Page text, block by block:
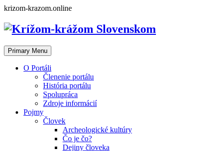
Skip
content
krizom-krazom.online
Primary Menu
O Portáli
Členenie portálu
História portálu
Spolupráca
Zdroje informácií
Pojmy
Človek
Archeologické kultúry
Čo je čo?
Dejiny človeka